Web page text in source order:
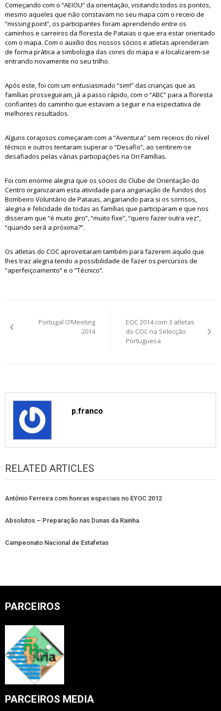
Começando com o “AEIOU” da orientação, visitando todos os pontos,
mesmo aqueles que não constavam no seu mapa com o receio de
“missing point”, os participantes foram aprendendo entre os
caminhos e carreiros da floresta de Pataias o que era estar orientado
com o mapa. Com o auxílio dos nossos sócios e atletas aprenderam
de forma prática a simbologia das cores do mapa e a localizarem-se
entrando novamente no seu trilho.
Após este, foi com um entusiasmado “sim!” das crianças que as
famílias prosseguiram, já a passo rápido, com o “ABC” para a floresta
confiantes do caminho que estavam a seguir e na espectativa de
melhores resultados.
Alguns corajosos começaram com a “Aventura” sem receios do nível
técnico e outros tentaram superar o “Desafio”, ao sentirem-se
desafiados pelas várias participações na Ori Famílias.
Foi com enorme alegria que os sócios do Clube de Orientação do
Centro organizaram esta atividade para angariação de fundos dos
Bombeiro Voluntário de Pataias, angariando para si os sorrisos,
alegria e felicidade de todas as famílias que participaram e que nos
disseram que “é muito giro”, “muito fixe”, “quero fazer outra vez”,
“quando será a próxima?”.
Os atletas do COC aproveitaram também para fazerem aquilo que
lhes traz alegria tendo a possibilidade de fazer os percursos de
“aperfeiçoamento” e o “Técnico”.
navigation
Portugal O’Meeting
2014
EOC 2014 com 3 atletas
do COC na Selecção
Portuguesa
p.franco
RELATED ARTICLES
António Ferreira com honras especiais no EYOC 2012
Absolutos – Preparação nas Dunas da Rainha
Campeonato Nacional de Estafetas
PARCEIROS
PARCEIROS MEDIA